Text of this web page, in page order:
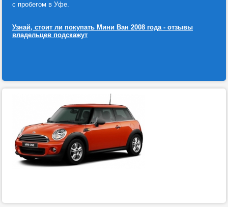
с пробегом в Уфе.
Узнай, стоит ли покупать Мини Ван 2008 года - отзывы
владельцев подскажут